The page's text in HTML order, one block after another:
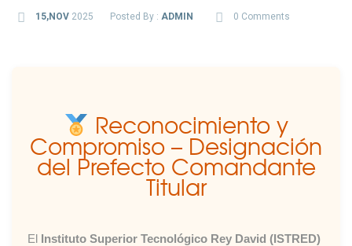
15,NOV2025 Posted By : ADMIN 0 Comments
Reconocimiento y
Compromiso – Designación
del Prefecto Comandante
Titular
El Instituto Superior Tecnológico Rey David (ISTRED)